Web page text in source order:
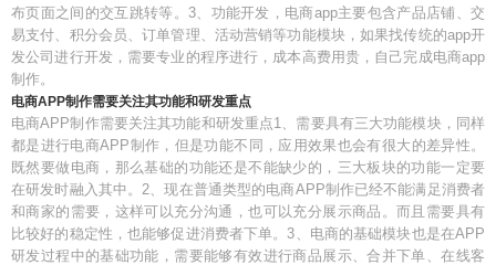
布页面之间的交互跳转等。3、功能开发，电商app主要包含产品店铺、交
易支付、积分会员、订单管理、活动营销等功能模块，如果找传统的app开
发公司进行开发，需要专业的程序进行，成本高费用贵，自己完成电商app
制作。
电商APP制作需要关注其功能和研发重点
电商APP制作需要关注其功能和研发重点1、需要具有三大功能模块，同样
都是进行电商APP制作，但是功能不同，应用效果也会有很大的差异性。
既然要做电商，那么基础的功能还是不能缺少的，三大板块的功能一定要
在研发时融入其中。2、现在普通类型的电商APP制作已经不能满足消费者
和商家的需要，这样可以充分沟通，也可以充分展示商品。而且需要具有
比较好的稳定性，也能够促进消费者下单。3、电商的基础模块也是在APP
研发过程中的基础功能，需要能够有效进行商品展示、合并下单、在线客